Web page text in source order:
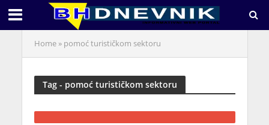
Home» pomoć turističkom sektoru
Tag - pomoć turističkom sektoru